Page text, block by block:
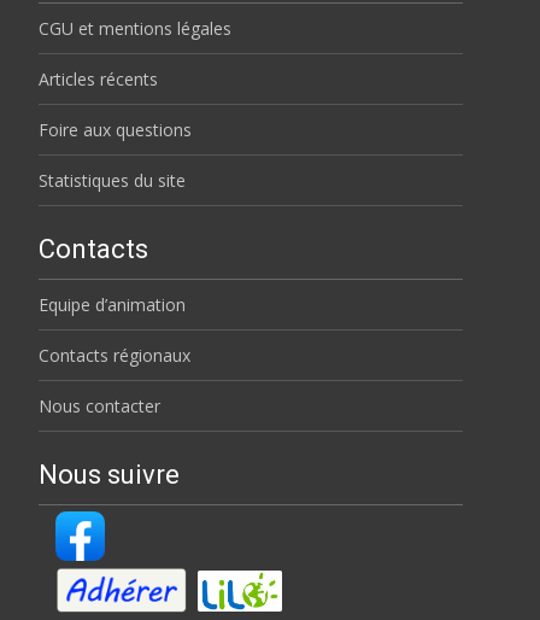
CGU et mentions légales
Articles récents
Foire aux questions
Statistiques du site
Contacts
Equipe d’animation
Contacts régionaux
Nous contacter
Nous suivre